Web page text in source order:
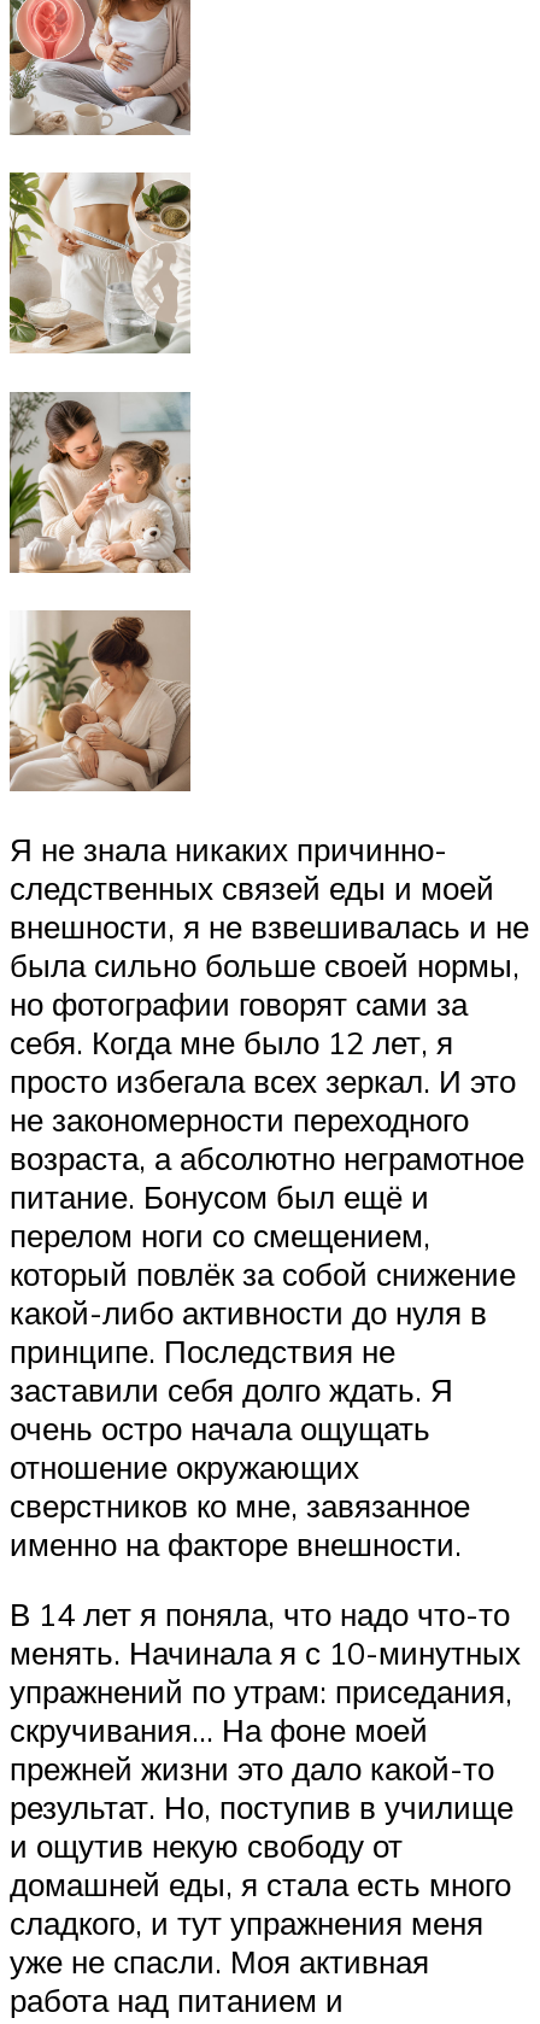
Я не знала никаких причинно-
следственных связей еды и моей
внешности, я не взвешивалась и не
была сильно больше своей нормы,
но фотографии говорят сами за
себя. Когда мне было 12 лет, я
просто избегала всех зеркал. И это
не закономерности переходного
возраста, а абсолютно неграмотное
питание. Бонусом был ещё и
перелом ноги со смещением,
который повлёк за собой снижение
какой-либо активности до нуля в
принципе. Последствия не
заставили себя долго ждать. Я
очень остро начала ощущать
отношение окружающих
сверстников ко мне, завязанное
именно на факторе внешности.
В 14 лет я поняла, что надо что-то
менять. Начинала я с 10-минутных
упражнений по утрам: приседания,
скручивания… На фоне моей
прежней жизни это дало какой-то
результат. Но, поступив в училище
и ощутив некую свободу от
домашней еды, я стала есть много
сладкого, и тут упражнения меня
уже не спасли. Моя активная
работа над питанием и